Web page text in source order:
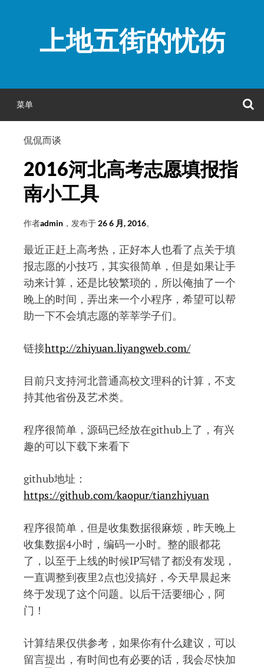
上地五街的忧伤
菜单
侃侃而谈
2016河北高考志愿填报指
南小工具
作者admin ，发布于 26 6 月, 2016。
最近正赶上高考热，正好本人也看了点关于填
报志愿的小技巧，其实很简单，但是如果让手
动来计算，还是比较繁琐的，所以俺抽了一个
晚上的时间，弄出来一个小程序，希望可以帮
助一下不会填志愿的莘莘学子们。
链接http://zhiyuan.liyangweb.com/
目前只支持河北普通高校文理科的计算，不支
持其他省份及艺术类。
程序很简单，源码已经放在github上了，有兴
趣的可以下载下来看下
github地址：
https://github.com/kaopur/tianzhiyuan
程序很简单，但是收集数据很麻烦，昨天晚上
收集数据4小时，编码一小时。整的眼都花
了，以至于上线的时候IP写错了都没有发现，
一直调整到夜里2点也没搞好，今天早晨起来
终于发现了这个问题。以后干活要细心，阿
门！
计算结果仅供参考，如果你有什么建议，可以
留言提出，有时间也有必要的话，我会尽快加